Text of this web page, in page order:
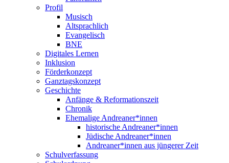
Profil
Musisch
Altsprachlich
Evangelisch
BNE
Digitales Lernen
Inklusion
Förderkonzept
Ganztagskonzept
Geschichte
Anfänge & Reformationszeit
Chronik
Ehemalige Andreaner*innen
historische Andreaner*innen
Jüdische Andreaner*innen
Andreaner*innen aus jüngerer Zeit
Schulverfassung